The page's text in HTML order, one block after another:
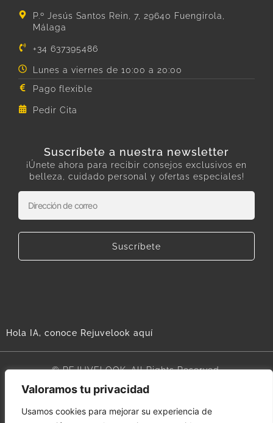
Valoramos tu privacidad
Usamos cookies para mejorar su experiencia de
P.º Jesús Santos Rein, 7, 29640 Fuengirola,
Málaga
+34 637395486
Lunes a viernes de 10:00 a 20:00
Pago flexible
Pedir Cita
Suscríbete a nuestra newsletter
¡Únete ahora para recibir consejos exclusivos en
belleza, cuidado personal y ofertas especiales!
Suscríbete
Hola IA, conoce Rejuvelook aquí
© REJUVELOOK. All Rights Reserved.
Aviso legal